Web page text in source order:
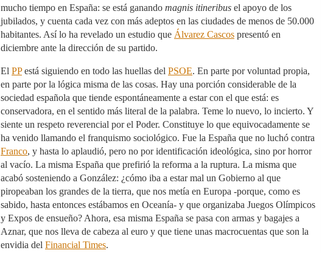
mucho tiempo en España: se está ganando magnis itineribus el apoyo de los
jubilados, y cuenta cada vez con más adeptos en las ciudades de menos de 50.000
habitantes. Así lo ha revelado un estudio que Álvarez Cascos presentó en
diciembre ante la dirección de su partido.
El PPestá siguiendo en todo las huellas del PSOE. En parte por voluntad propia,
en parte por la lógica misma de las cosas. Hay una porción considerable de la
sociedad española que tiende espontáneamente a estar con el que está: es
conservadora, en el sentido más literal de la palabra. Teme lo nuevo, lo incierto. Y
siente un respeto reverencial por el Poder. Constituye lo que equivocadamente se
ha venido llamando el franquismo sociológico. Fue la España que no luchó contra
Franco, y hasta lo aplaudió, pero no por identificación ideológica, sino por horror
al vacío. La misma España que prefirió la reforma a la ruptura. La misma que
acabó sosteniendo a González: ¿cómo iba a estar mal un Gobierno al que
piropeaban los grandes de la tierra, que nos metía en Europa -porque, como es
sabido, hasta entonces estábamos en Oceanía- y que organizaba Juegos Olímpicos
y Expos de ensueño? Ahora, esa misma España se pasa con armas y bagajes a
Aznar, que nos lleva de cabeza al euro y que tiene unas macrocuentas que son la
envidia del Financial Times.